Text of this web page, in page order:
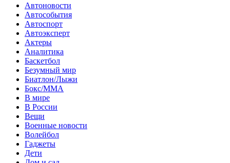
Автоновости
Автособытия
Автоспорт
Автоэксперт
Актеры
Аналитика
Баскетбол
Безумный мир
Биатлон/Лыжи
Бокс/MMA
В мире
В России
Вещи
Военные новости
Волейбол
Гаджеты
Дети